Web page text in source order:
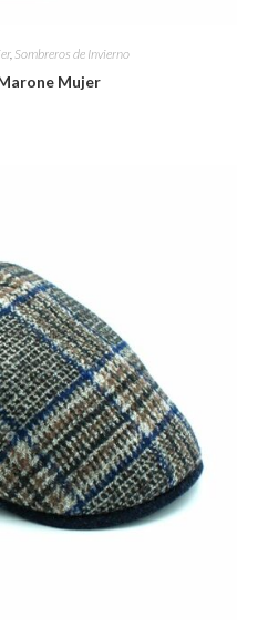
, Sombreros de Invierno
Mujer